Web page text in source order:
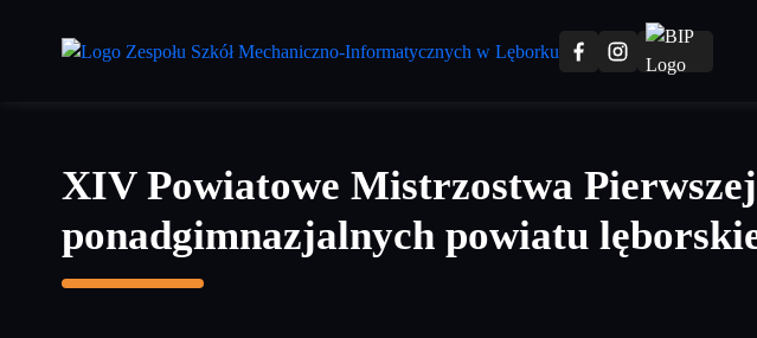
XIV Powiatowe Mistrzostwa
ponadgimnazjalnych powiatu